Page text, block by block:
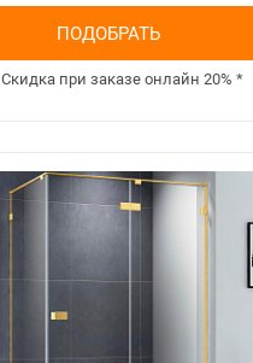
ПОДОБРАТЬ
Скидка при заказе онлайн 20% *